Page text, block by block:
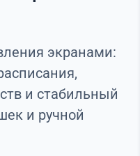
экранами:
и стабильный
и ручной